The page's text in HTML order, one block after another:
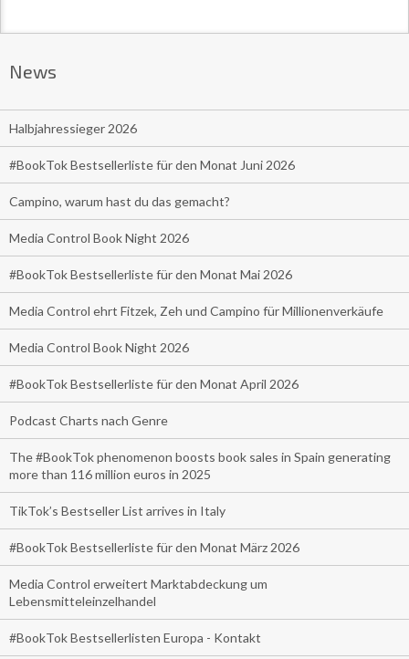
News
Halbjahressieger 2026
#BookTok Bestsellerliste für den Monat Juni 2026
Campino, warum hast du das gemacht?
Media Control Book Night 2026
#BookTok Bestsellerliste für den Monat Mai 2026
Media Control ehrt Fitzek, Zeh und Campino für Millionenverkäufe
Media Control Book Night 2026
#BookTok Bestsellerliste für den Monat April 2026
Podcast Charts nach Genre
The #BookTok phenomenon boosts book sales in Spain generating
more than 116 million euros in 2025
TikTok’s Bestseller List arrives in Italy
#BookTok Bestsellerliste für den Monat März 2026
Media Control erweitert Marktabdeckung um
Lebensmitteleinzelhandel
#BookTok Bestsellerlisten Europa - Kontakt